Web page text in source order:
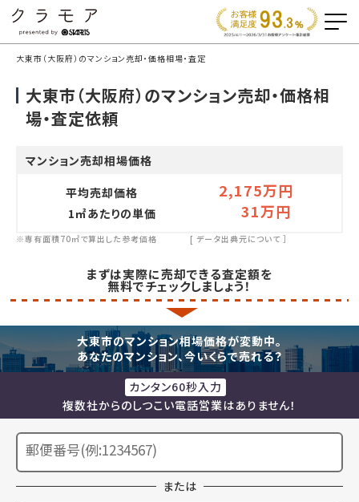
大東市（大阪府）のマンション売却・価格相場・査定
大東市（大阪府）のマンション売却・価格相
場・査定依頼
マンション売却相場価格
平均売却価格
2,175万円
1㎡あたりの単価 31万円
※専有面積70㎡で算出した参考価格 [ データ出典元について ］
まずは実際に売却できる査定額を
無料でチェックしましょう！
大東市のマンション相場価格が変動中。
あなたのマンション、今いくらで売れる？
カンタン60秒入力
複数社からのしつこい電話営業はありません！
または